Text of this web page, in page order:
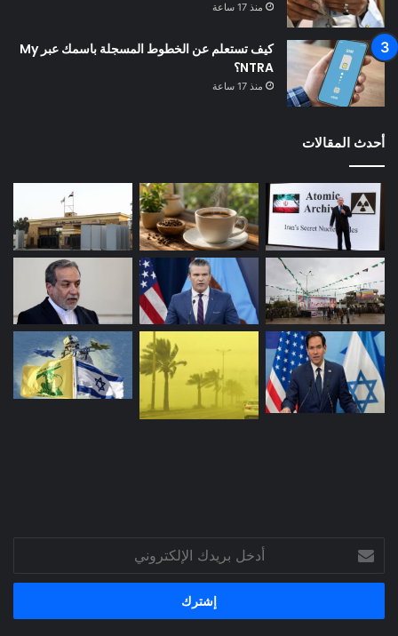
منذ 17 ساعة
كيف تستعلم عن الخطوط المسجلة باسمك عبر My
NTRA؟
منذ 17 ساعة
أحدث المقالات
بريدك
الإلكتروني